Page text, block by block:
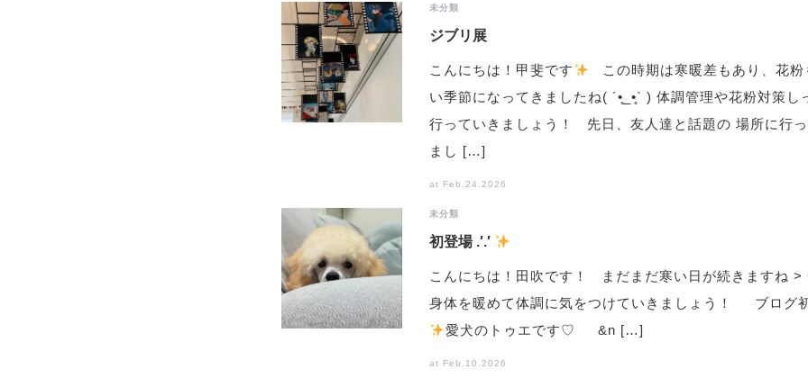
未分類
ジブリ展
こんにちは！甲斐です
この時期は寒暖差もあり、花粉
い季節になってきましたね( ´•̥_•̥` ) 体調管理や花粉対策し
行っていきましょう！ 先日、友人達と話題の 場所に行
まし […]
at Feb.24.2026
未分類
初登場 .′.′
こんにちは！田吹です！ まだまだ寒い日が続きますね >
身体を暖めて体調に気をつけていきましょう！ ブログ
️愛犬のトゥエです♡ &n […]
at Feb.10.2026